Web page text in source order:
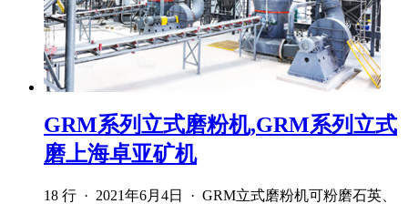
GRM系列立式磨粉机,GRM系列立式
磨上海卓亚矿机
18 行 · 2021年6月4日 · GRM立式磨粉机可粉磨石英、